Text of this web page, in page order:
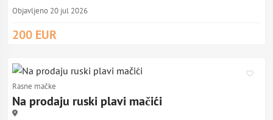
Objavljeno 20 jul 2026
200 EUR
Rasne mačke
Na prodaju ruski plavi mačići